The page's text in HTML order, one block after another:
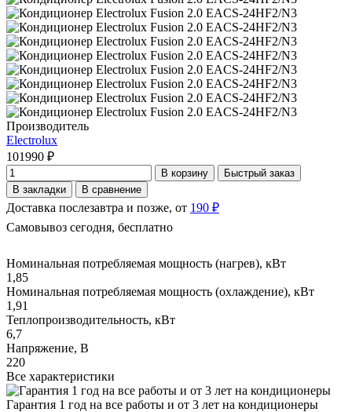
Производитель
Electrolux
101990 ₽
В корзину
Быстрый заказ
В закладки
В сравнение
Доставка послезавтра и позже, от 190 ₽
Самовывоз сегодня, бесплатно
Номинальная потребляемая мощность (нагрев), кВт
1,85
Номинальная потребляемая мощность (охлаждение), кВт
1,91
Теплопроизводительность, кВт
6,7
Напряжение, В
220
Все характеристики
Гарантия 1 год на все работы и от 3 лет на кондиционеры